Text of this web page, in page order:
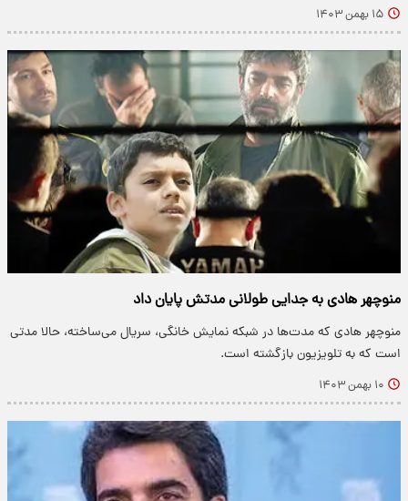
۱۵ بهمن ۱۴۰۳
منوچهر هادی به جدایی طولانی مدتش پایان داد
منوچهر هادی که مدت‌ها در شبکه نمایش خانگی، سریال می‌ساخته، حالا مدتی
است که به تلویزیون بازگشته است.
۱۰ بهمن ۱۴۰۳